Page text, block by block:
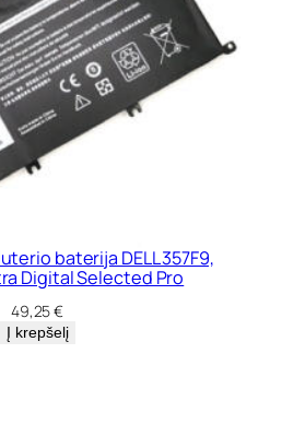
baterija DELL 357F9,
Digital Selected Pro
49,25€
Į krepšelį